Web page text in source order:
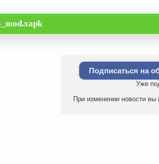
Подписаться на
Уже
При изменении новости